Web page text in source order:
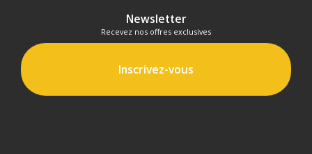
Newsletter
Recevez nos offres exclusives
Inscrivez-vous